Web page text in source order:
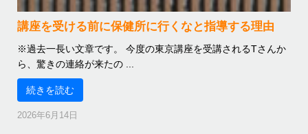
講座を受ける前に保健所に行くなと指導する理由
※過去一長い文章です。 今度の東京講座を受講されるTさんか
ら、驚きの連絡が来たの ...
続きを読む
2026年6月14日